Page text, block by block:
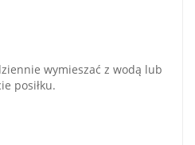
wymieszać z wodą lub
posiłku.